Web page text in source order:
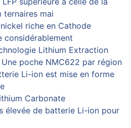
ternaires mai
riche en Cathode
considérablement
Lithium Extraction
poche NMC622 par région
Li-ion est mise en forme
Carbonate
élevée de batterie Li-ion pour